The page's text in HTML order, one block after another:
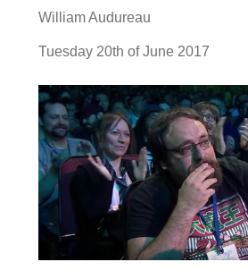
William Audureau
Tuesday 20th of June 2017